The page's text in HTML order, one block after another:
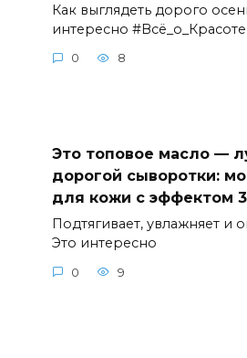
Как выглядеть дорого
интересно #Всё_о_Красоте
0 8
Это топовое масло —
дорогой сыворотки:
для кожи с эффектом 3
Подтягивает, увлажняет и
Это интересно
0 9